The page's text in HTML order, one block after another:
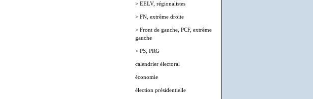
> EELV, régionalistes
> FN, extrême droite
> Front de gauche, PCF, extrême
gauche
> PS, PRG
calendrier électoral
économie
élection présidentielle